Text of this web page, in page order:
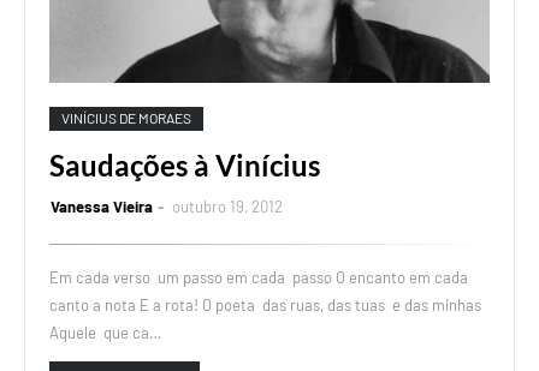
VINÍCIUS DE MORAES
Saudações à Vinícius
Vanessa Vieira outubro 19, 2012
Em cada verso um passo em cada passo O encanto em cada
canto a nota E a rota! O poeta das ruas, das tuas e das minhas
Aquele que ca…